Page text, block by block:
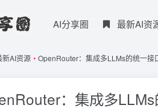
AI分享圈 最新AI资
新AI资源 • OpenRouter：集成多LLMs的统一接
：集成多